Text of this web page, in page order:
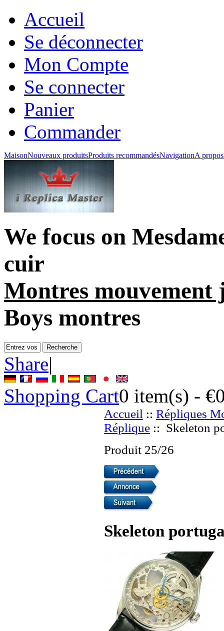
Accueil
Se déconnecter
Mon Compte
Se connecter
Panier
Commander
MaisonNouveaux produitsProduits recommandésNavigationA
We focus on
cuir
Montres mouvement
Boys montres
Share|
Shopping Cart0 item(s) -
Accueil :: Répliques
Réplique :: Skeleton
Produit 25/26
Skeleton